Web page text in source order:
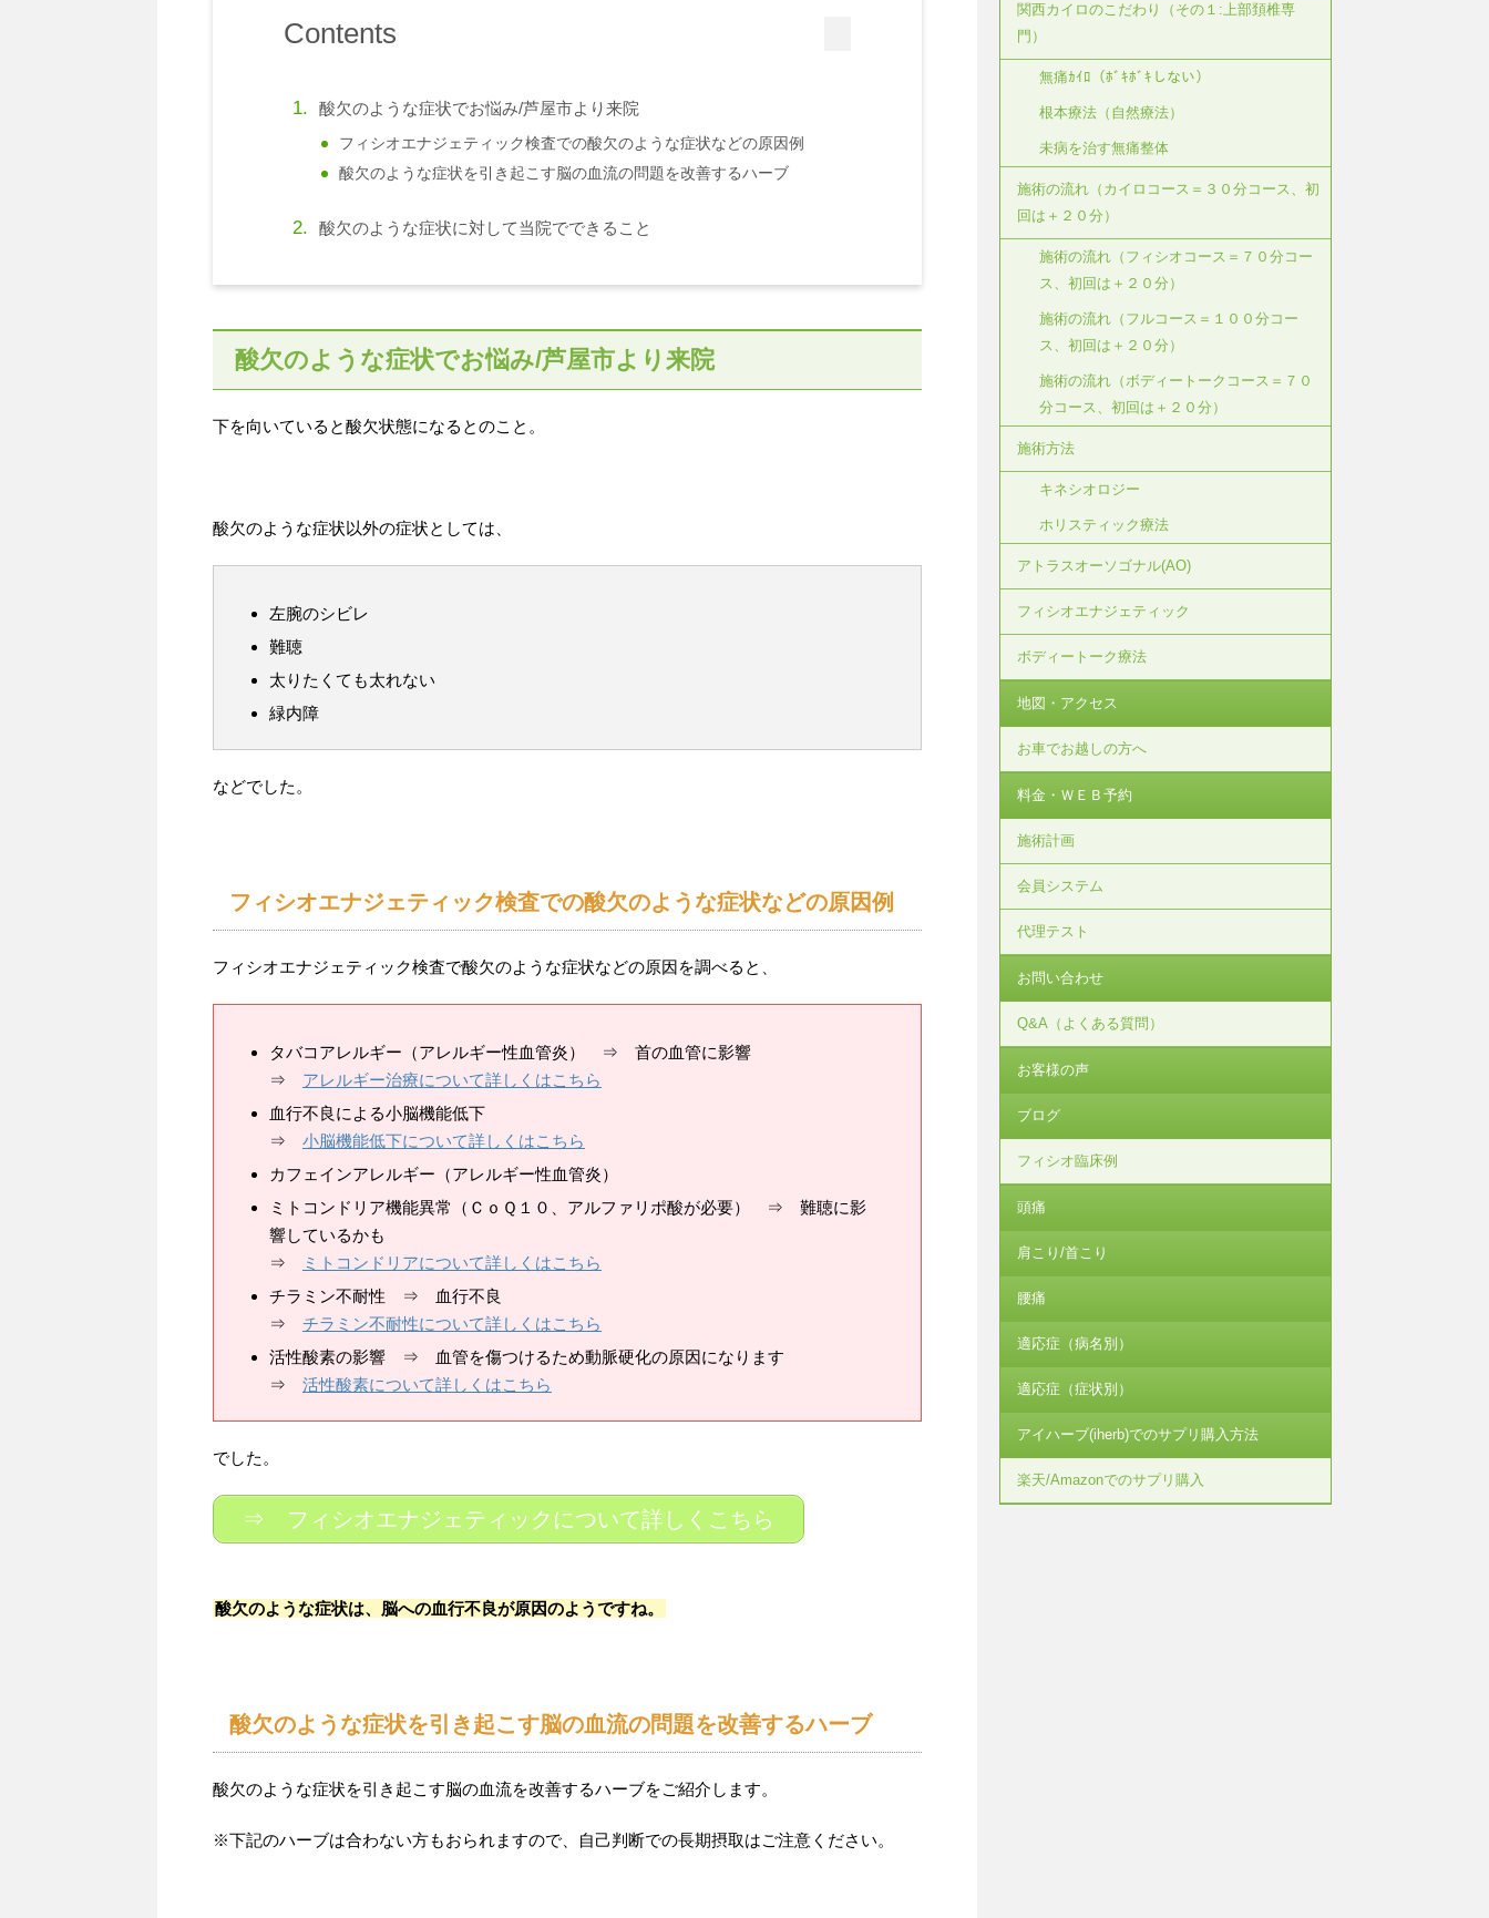
Contents
酸欠のような症状でお悩み/芦屋市より来院
フィシオエナジェティック検査での酸欠のような症状などの原因例
酸欠のような症状を引き起こす脳の血流の問題を改善するハーブ
酸欠のような症状に対して当院でできること
酸欠のような症状でお悩み/芦屋市より来院
下を向いていると酸欠状態になるとのこと。
酸欠のような症状以外の症状としては、
左腕のシビレ
難聴
太りたくても太れない
緑内障
などでした。
フィシオエナジェティック検査での酸欠のような症状などの原因例
フィシオエナジェティック検査で酸欠のような症状などの原因を調べると、
タバコアレルギー（アレルギー性血管炎） ⇒ 首の血管に影響
⇒ アレルギー治療について詳しくはこちら
血行不良による小脳機能低下
⇒ 小脳機能低下について詳しくはこちら
カフェインアレルギー（アレルギー性血管炎）
ミトコンドリア機能異常（ＣｏＱ１０、アルファリポ酸が必要） ⇒ 難聴に影
響しているかも
⇒
ミトコンドリアについて詳しくはこちら
チラミン不耐性 ⇒ 血行不良
⇒ チラミン不耐性について詳しくはこちら
活性酸素の影響 ⇒ 血管を傷つけるため動脈硬化の原因になります
⇒ 活性酸素について詳しくはこちら
でした。
⇒ フィシオエナジェティックについて詳しくこちら
酸欠のような症状は、脳への血行不良が原因のようですね。
酸欠のような症状を引き起こす脳の血流の問題を改善するハーブ
酸欠のような症状を引き起こす脳の血流を改善するハーブをご紹介します。
※下記のハーブは合わない方もおられますので、自己判断での長期摂取はご注意ください。
関西カイロのこだわり（その１:上部頚椎専
門）
無痛ｶｲﾛ（ﾎﾞｷﾎﾞｷしない）
根本療法（自然療法）
未病を治す無痛整体
施術の流れ（カイロコース＝３０分コース、初
回は＋２０分）
施術の流れ（フィシオコース＝７０分コー
ス、初回は＋２０分）
施術の流れ（フルコース＝１００分コー
ス、初回は＋２０分）
施術の流れ（ボディートークコース＝７０
分コース、初回は＋２０分）
施術方法
キネシオロジー
ホリスティック療法
アトラスオーソゴナル(AO)
フィシオエナジェティック
ボディートーク療法
地図・アクセス
お車でお越しの方へ
料金・ＷＥＢ予約
施術計画
会員システム
代理テスト
お問い合わせ
Q&A（よくある質問）
お客様の声
ブログ
フィシオ臨床例
頭痛
肩こり/首こり
腰痛
適応症（病名別）
適応症（症状別）
アイハーブ(iherb)でのサプリ購入方法
楽天/Amazonでのサプリ購入